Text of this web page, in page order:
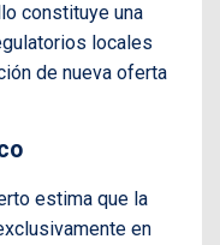
constituye una
locales
de nueva oferta
estima que la
en